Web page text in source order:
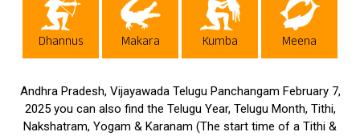
Dhannus Makara Kumba Meena
Andhra Pradesh, Vijayawada Telugu Panchangam February 7,
2025 you can also find the Telugu Year, Telugu Month, Tithi,
Nakshatram, Yogam & Karanam (The start time of a Tithi &